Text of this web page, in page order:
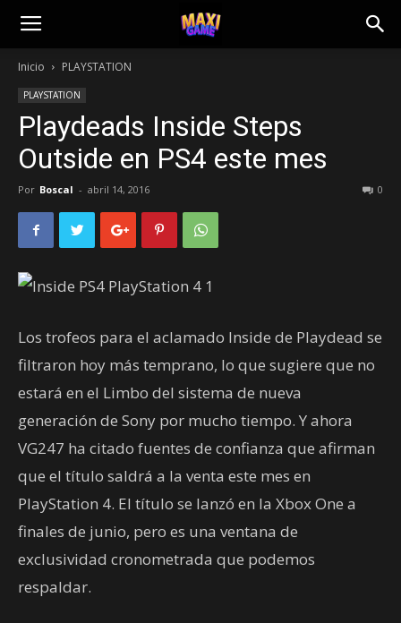
Inicio PLAYSTATION
PLAYSTATION
Playdeads Inside Steps
Outside en PS4 este mes
Por Boscal - abril 14, 2016 0
Los trofeos para el aclamado Inside de Playdead se
filtraron hoy más temprano, lo que sugiere que no
estará en el Limbo del sistema de nueva
generación de Sony por mucho tiempo. Y ahora
VG247 ha citado fuentes de confianza que afirman
que el título saldrá a la venta este mes en
PlayStation 4. El título se lanzó en la Xbox One a
finales de junio, pero es una ventana de
exclusividad cronometrada que podemos
respaldar.